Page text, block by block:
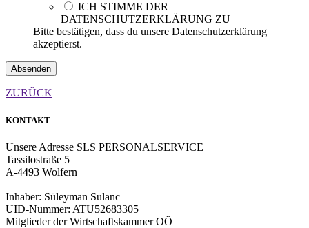
ICH STIMME DER
DATENSCHUTZERKLÄRUNG ZU
Bitte bestätigen, dass du unsere Datenschutzerklärung
akzeptierst.
ZURÜCK
KONTAKT
Unsere Adresse SLS PERSONALSERVICE
Tassilostraße 5
A-4493 Wolfern
Inhaber: Süleyman Sulanc
UID-Nummer: ATU52683305
Mitglieder der Wirtschaftskammer OÖ